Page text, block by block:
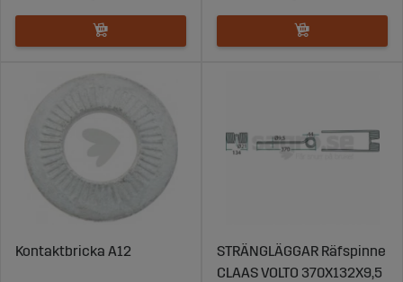
Kontaktbricka A12
STRÄNGLÄGGAR Räfspinne
CLAAS VOLTO 370X132X9,5